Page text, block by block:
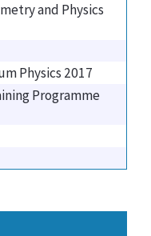
and Physics
Physics 2017
Programme